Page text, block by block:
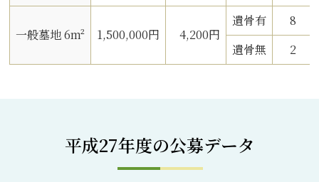
一般墓地 6m² 1,500,000円 4,200円
遺骨有
8
遺骨無
2
平成27年度の公募データ